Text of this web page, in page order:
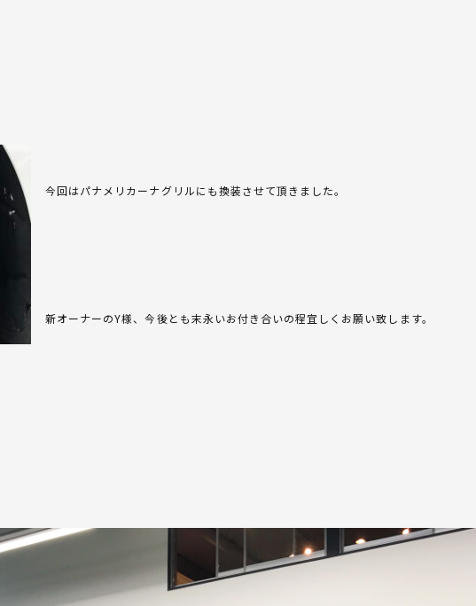
今回はパナメリカーナグリルにも換装させて頂きました。
新オーナーのY様、今後とも末永いお付き合いの程宜しくお願い致します。